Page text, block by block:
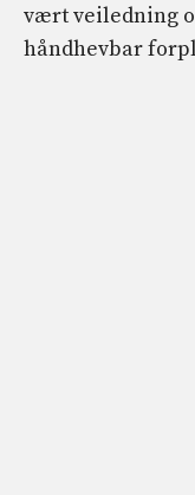
vært veiledning
håndhevbar